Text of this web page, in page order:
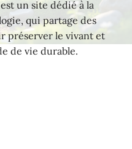
est un site dédié à la
qui partage des
préserver le vivant et
de vie durable.